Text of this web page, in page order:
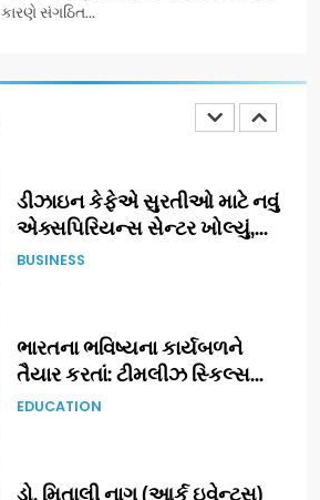
કારણે સંગઠિત...
ગ્રાન્ડ એન્ટ્રી: સિદ્ધાર્થ રાંદેરિયાની
‘ટોમ એન્ડ ચેરી’ સાથે નવા યુગની
ડીઝાઇન કેફેએ સુરતીઓ માટે નવું
એક્સપિરિયન્સ સેન્ટર ખોલ્યું,
ગુજરાતમાં પોતાની હાજરી વધુ
BUSINESS
ભારતના ભવિષ્યના કાર્યબળને
તૈયાર કરતાં: ટીમલીઝ સ્કિલ્સ
યુનિવર્સિટીએ 65 સ્નાતકોને ડિગ્રી
EDUCATION
ડો. મિતાલી નાગ (આર્ક ઇવેન્ટ્સ)